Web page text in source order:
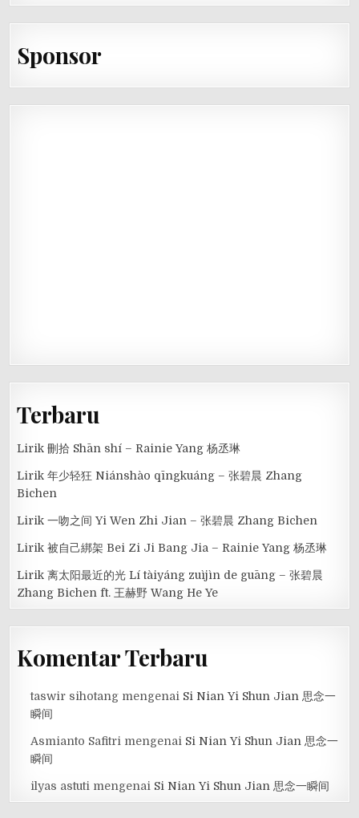
Sponsor
Terbaru
Lirik 刪拾 Shān shí – Rainie Yang 杨丞琳
Lirik 年少轻狂 Niánshào qīngkuáng – 张碧晨 Zhang
Bichen
Lirik 一吻之间 Yi Wen Zhi Jian – 张碧晨 Zhang Bichen
Lirik 被自己綁架 Bei Zi Ji Bang Jia – Rainie Yang 杨丞琳
Lirik 离太阳最近的光 Lí tàiyáng zuìjìn de guāng – 张碧晨
Zhang Bichen ft. 王赫野 Wang He Ye
Komentar Terbaru
taswir sihotang mengenai Si Nian Yi Shun Jian 思念一
瞬间
Asmianto Safitri mengenai Si Nian Yi Shun Jian 思念一
瞬间
ilyas astuti mengenai Si Nian Yi Shun Jian 思念一瞬间